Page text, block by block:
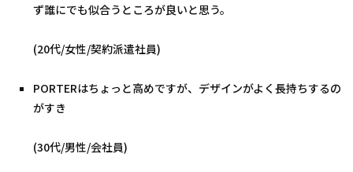
ず誰にでも似合うところが良いと思う。
(20代/女性/契約派遣社員)
PORTERはちょっと高めですが、デザインがよく長持ちするの
がすき
(30代/男性/会社員)